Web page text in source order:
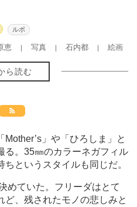
ルポ
恵 写真 石内都 絵画
ら読む
」や「ひろしま」と
る。35㎜のカラーネガフィル
というスタイルも同じだ。
めていた。フリーダはとて
ど、残されたモノの悲しみと